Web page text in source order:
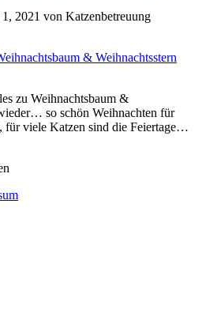
2021 von Katzenbetreuung
& Weihnachtsstern
zu Weihnachtsbaum &
so schön Weihnachten für
für viele Katzen sind die Feiertage…